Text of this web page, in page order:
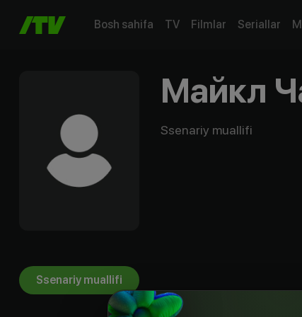
Bosh sahifa TV Filmlar Seriallar
Майкл
Ssenariy muallifi
Ssenariy muallifi